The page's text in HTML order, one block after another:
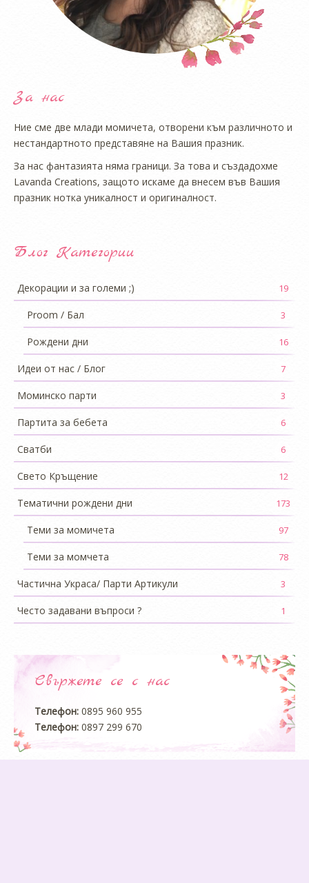
За нас
Ние сме две млади момичета, отворени към различното и
нестандартното представяне на Вашия празник.
За нас фантазията няма граници. За това и създадохме
Lavanda Creations, защото искаме да внесем във Вашия
празник нотка уникалност и оригиналност.
Блог Категории
Декорации и за големи ;) 19
Proom / Бал 3
Рождени дни 16
Идеи от нас / Блог 7
Моминско парти 3
Партита за бебета 6
Сватби 6
Свето Кръщение 12
Тематични рождени дни 173
Теми за момичета 97
Теми за момчета 78
Частична Украса/ Парти Артикули 3
Често задавани въпроси ? 1
Свържете се с нас
Телефон: 0895 960 955
Телефон: 0897 299 670